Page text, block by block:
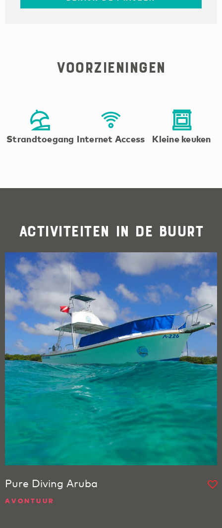
Voorzieningen
Strandtoegang Internet Access Kleine keuken
Activiteiten in de buurt
Pure Diving Aruba
AVONTUUR